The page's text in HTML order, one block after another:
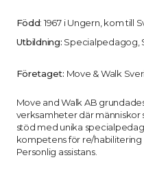
Född: 1967 i Ungern, kom till
Utbildning: Specialpedagog,
Företaget: Move & Walk
Move and Walk AB
verksamheter där människor
stöd med unika
kompetens för re/
Personlig assistans.